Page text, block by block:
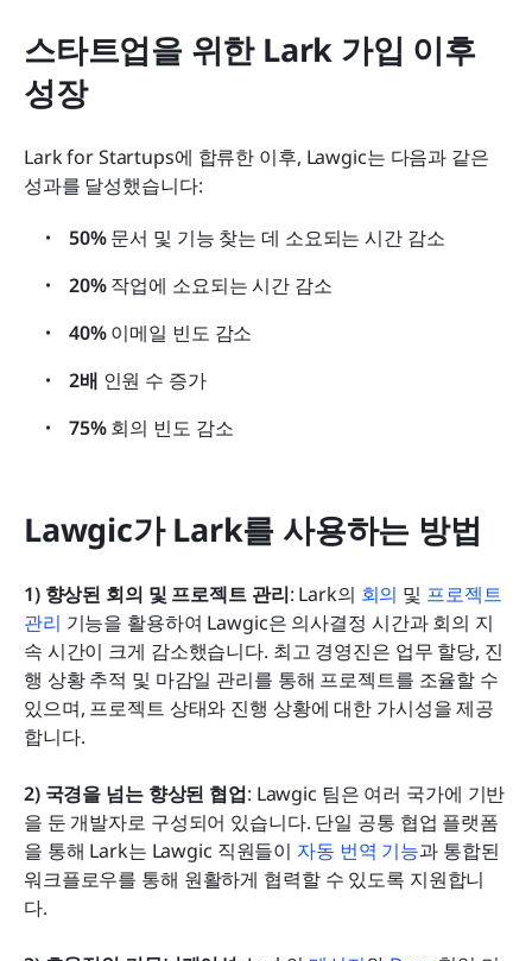
스타트업을 위한 Lark 가입 이후
성장
Lark for Startups에 합류한 이후, Lawgic는 다음과 같은
성과를 달성했습니다:
50% 문서 및 기능 찾는 데 소요되는 시간 감소
20% 작업에 소요되는 시간 감소
40% 이메일 빈도 감소
2배 인원 수 증가
75% 회의 빈도 감소
Lawgic가 Lark를 사용하는 방법
1) 향상된 회의 및 프로젝트 관리: Lark의 회의 및 프로젝트
관리 기능을 활용하여 Lawgic은 의사결정 시간과 회의 지
속 시간이 크게 감소했습니다. 최고 경영진은 업무 할당, 진
행 상황 추적 및 마감일 관리를 통해 프로젝트를 조율할 수
있으며, 프로젝트 상태와 진행 상황에 대한 가시성을 제공
합니다.
2) 국경을 넘는 향상된 협업: Lawgic 팀은 여러 국가에 기반
을 둔 개발자로 구성되어 있습니다. 단일 공통 협업 플랫폼
을 통해 Lark는 Lawgic 직원들이 자동 번역 기능과 통합된
워크플로우를 통해 원활하게 협력할 수 있도록 지원합니
다.